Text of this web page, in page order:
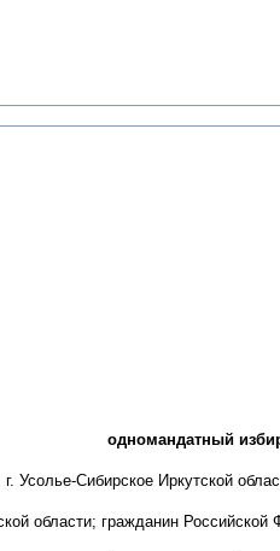
одномандатный
Усолье-Сибирское Иркутской
области; гражданин Российской